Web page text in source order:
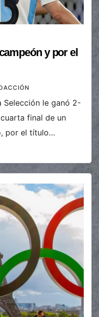
y por el
Selección le ganó 2-
final de un
por el título…